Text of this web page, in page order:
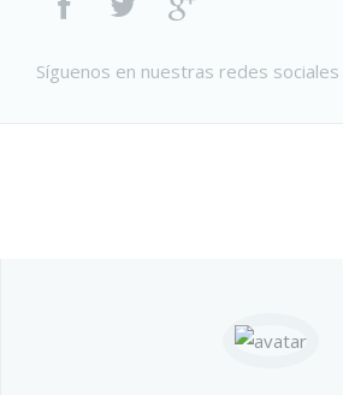
Síguenos en nuestras redes sociales